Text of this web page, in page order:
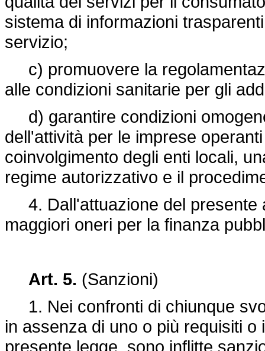
sistema di informazioni
servizio;
c) promuovere la
alle condizioni sanitarie per gli
d) garantire condizioni
dell'attività per le imprese
coinvolgimento degli enti locali,
regime autorizzativo e il
4. Dall'attuazione del presente
maggiori oneri per la finanza
Art. 5. (Sanzioni)
1. Nei confronti di chiunque
in assenza di uno o più requisiti
presente legge, sono inflitte